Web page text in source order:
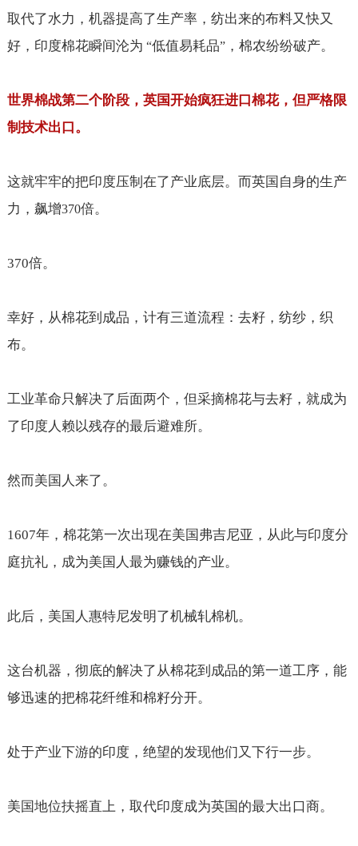
取代了水力，机器提高了生产率，纺出来的布料又快又
好，印度棉花瞬间沦为 “低值易耗品”，棉农纷纷破产。
世界棉战第二个阶段，英国开始疯狂进口棉花，但严格限
制技术出口。
这就牢牢的把印度压制在了产业底层。而英国自身的生产
力，飙增370倍。
370倍。
幸好，从棉花到成品，计有三道流程：去籽，纺纱，织
布。
工业革命只解决了后面两个，但采摘棉花与去籽，就成为
了印度人赖以残存的最后避难所。
然而美国人来了。
1607年，棉花第一次出现在美国弗吉尼亚，从此与印度分
庭抗礼，成为美国人最为赚钱的产业。
此后，美国人惠特尼发明了机械轧棉机。
这台机器，彻底的解决了从棉花到成品的第一道工序，能
够迅速的把棉花纤维和棉籽分开。
处于产业下游的印度，绝望的发现他们又下行一步。
美国地位扶摇直上，取代印度成为英国的最大出口商。